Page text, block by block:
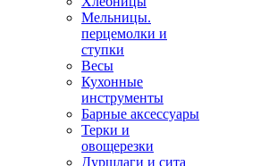
Мельницы.
перцемолки и
ступки
Весы
Кухонные
инструменты
Барные аксессуары
Терки и
овощерезки
Дуршлаги и сита